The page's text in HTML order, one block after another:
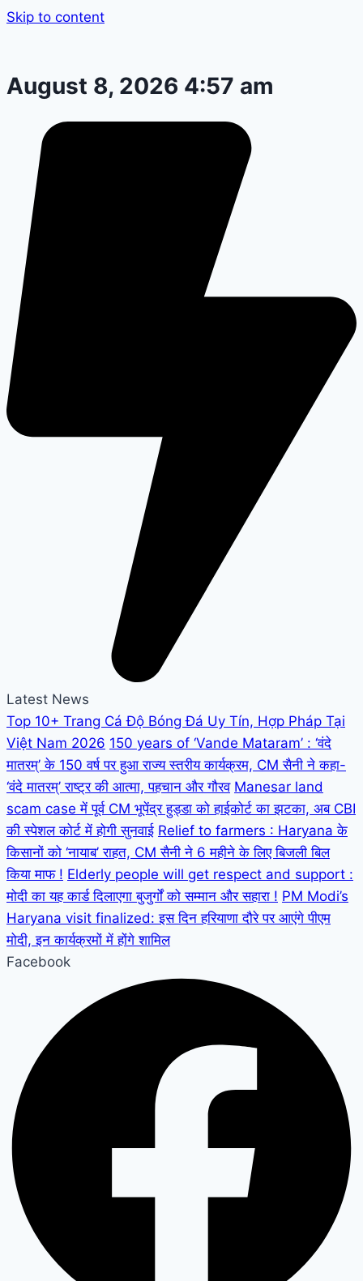
Skip to content
August 8, 2026 4:57 am
Latest News
Top 10+ Trang Cá Độ Bóng Đá Uy Tín, Hợp Pháp Tại
Việt Nam 2026 150 years of ‘Vande Mataram’ : ‘वंदे
मातरम्’ के 150 वर्ष पर हुआ राज्य स्तरीय कार्यक्रम, CM सैनी ने कहा-
‘वंदे मातरम्’ राष्ट्र की आत्मा, पहचान और गौरव Manesar land
scam case में पूर्व CM भूपेंद्र हुड्डा को हाईकोर्ट का झटका, अब CBI
की स्पेशल कोर्ट में होगी सुनवाई Relief to farmers : Haryana के
किसानों को ‘नायाब’ राहत, CM सैनी ने 6 महीने के लिए बिजली बिल
किया माफ ! Elderly people will get respect and support :
मोदी का यह कार्ड दिलाएगा बुजुर्गों को सम्मान और सहारा ! PM Modi’s
Haryana visit finalized: इस दिन हरियाणा दौरे पर आएंगे पीएम
मोदी, इन कार्यक्रमों में होंगे शामिल
Facebook